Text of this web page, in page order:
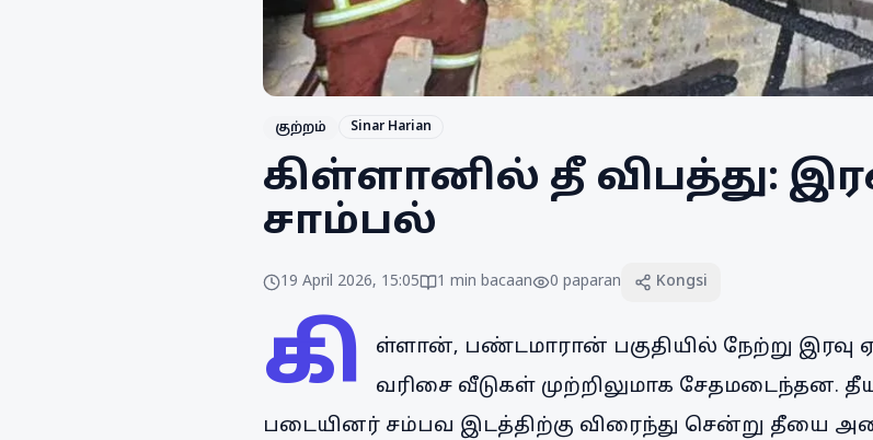
குற்றம் Sinar Harian
கிள்ளானில் தீ விபத்து:
சாம்பல்
19 April 2026, 15:05 1 min bacaan 0 paparan Kongsi
கி
ள்ளான், பண்டமாரான் பகுதியில் நேற்று இரவு
வரிசை வீடுகள் முற்றிலுமாக சேதமடைந்தன.
படையினர் சம்பவ இடத்திற்கு விரைந்து சென்று தீயை